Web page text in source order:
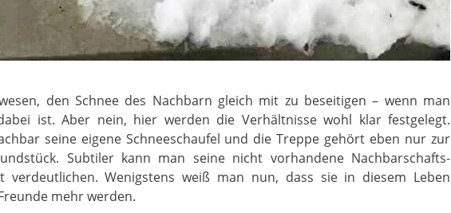
den Schnee des Nachbarn gleich mit zu beseitigen – wenn man
ist. Aber nein, hier werden die Verhältnisse wohl klar festgelegt.
seine eigene Schneeschaufel und die Treppe gehört eben nur zur
Subtiler kann man seine nicht vorhandene Nachbarschafts-
verdeutlichen. Wenigstens weiß man nun, dass sie in diesem Leben
mehr werden.